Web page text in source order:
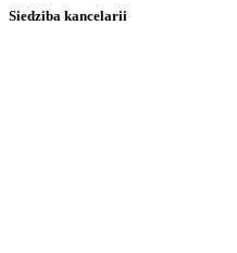
Siedziba kancelarii